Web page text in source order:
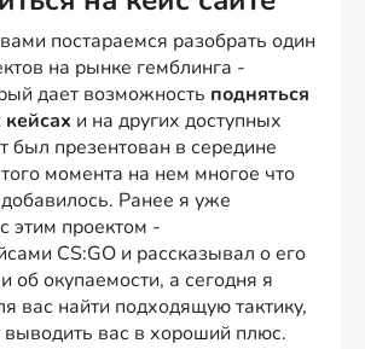
постараемся разобрать один
на рынке гемблинга -
дает возможность подняться
и на других доступных
был презентован в середине
момента на нем многое что
Ранее я уже
этим проектом -
CS:GO и рассказывал о его
об окупаемости, а сегодня я
вас найти подходящую тактику,
выводить вас в хороший плюс.